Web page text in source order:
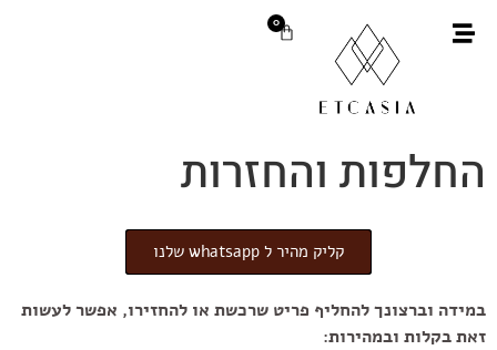
0
החלפות והחזרות
קליק מהיר ל whatsapp שלנו
במידה וברצונך להחליף פריט שרכשת או להחזירו, אפשר לעשות
זאת בקלות ובמהירות: